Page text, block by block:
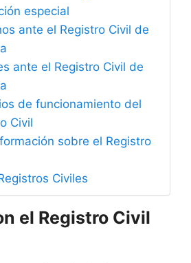
especial
ante el Registro Civil de
ante el Registro Civil de
de funcionamiento del
Civil
sobre el Registro
Civiles
el Registro Civil